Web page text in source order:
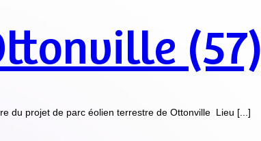
(57)
du projet de parc éolien terrestre de Ottonville Lieu [...]